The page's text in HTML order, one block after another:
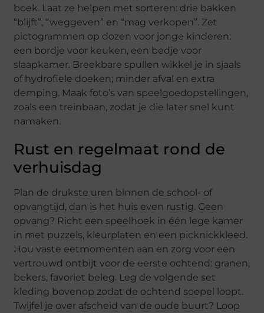
boek. Laat ze helpen met sorteren: drie bakken
“blijft”, “weggeven” en “mag verkopen”. Zet
pictogrammen op dozen voor jonge kinderen:
een bordje voor keuken, een bedje voor
slaapkamer. Breekbare spullen wikkel je in sjaals
of hydrofiele doeken; minder afval en extra
demping. Maak foto’s van speelgoedopstellingen,
zoals een treinbaan, zodat je die later snel kunt
namaken.
Rust en regelmaat rond de
verhuisdag
Plan de drukste uren binnen de school- of
opvangtijd, dan is het huis even rustig. Geen
opvang? Richt een speelhoek in één lege kamer
in met puzzels, kleurplaten en een picknickkleed.
Hou vaste eetmomenten aan en zorg voor een
vertrouwd ontbijt voor de eerste ochtend: granen,
bekers, favoriet beleg. Leg de volgende set
kleding bovenop zodat de ochtend soepel loopt.
Twijfel je over afscheid van de oude buurt? Loop